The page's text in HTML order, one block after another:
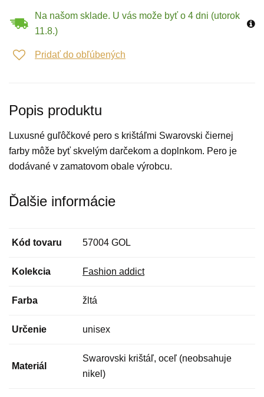
Na našom sklade. U vás može byť o 4 dni (utorok
11.8.)
Pridať do obľúbených
Popis produktu
Luxusné guľôčkové pero s krištáľmi Swarovski čiernej
farby môže byť skvelým darčekom a doplnkom. Pero je
dodávané v zamatovom obale výrobcu.
Ďalšie informácie
Kód tovaru 57004 GOL
Kolekcia Fashion addict
Farba žltá
Určenie unisex
Materiál
Swarovski krištáľ, oceľ (neobsahuje
nikel)